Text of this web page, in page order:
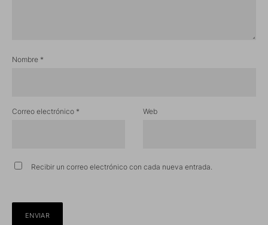
Nombre *
Correo electrónico * Web
Recibir un correo electrónico con cada nueva entrada.